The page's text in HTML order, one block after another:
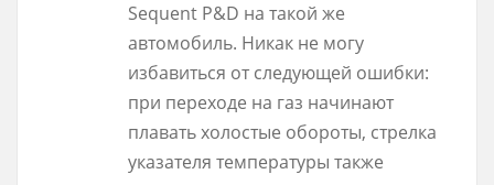
Sequent P&D на такой же
автомобиль. Никак не могу
избавиться от следующей ошибки:
при переходе на газ начинают
плавать холостые обороты, стрелка
указателя температуры также